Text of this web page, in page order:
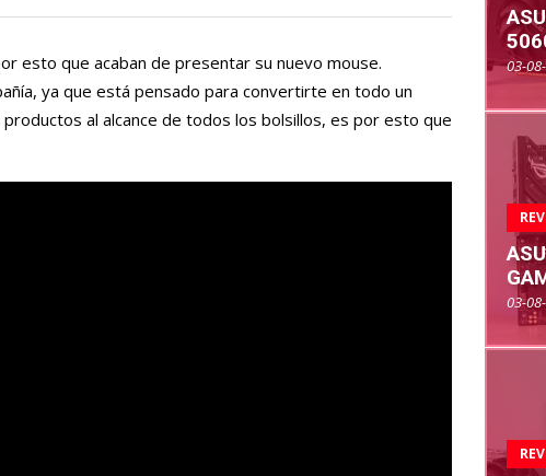
esto que acaban de presentar su nuevo mouse.
ya que está pensado para convertirte en todo un
al alcance de todos los bolsillos, es por esto que
03-
03-